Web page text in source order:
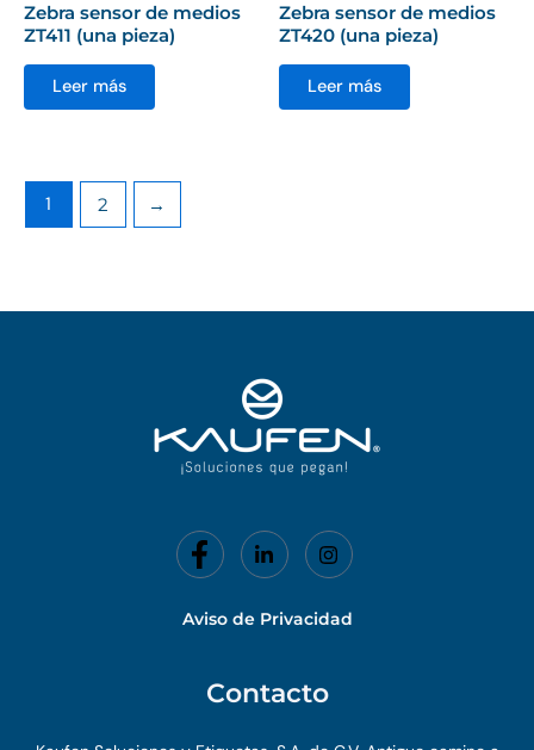
Zebra sensor de medios
ZT411 (una pieza)
Leer más
Zebra sensor de medios
ZT420 (una pieza)
Leer más
1 2 →
Aviso de Privacidad
Contacto